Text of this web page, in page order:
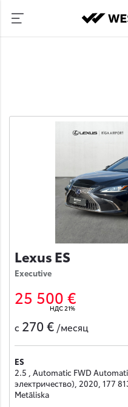
Lexus ES
Executive
25 500 €
НДС 21%
с 270 € /месяц
ES
2.5 , Automatic FWD
электричество), 2020, 177
Metāliska